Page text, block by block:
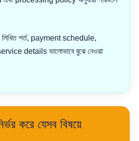
লিখিত শর্ত, payment schedule,
details ভালোভাবে বুঝে নেওয়া
করে যেসব বিষয়ে